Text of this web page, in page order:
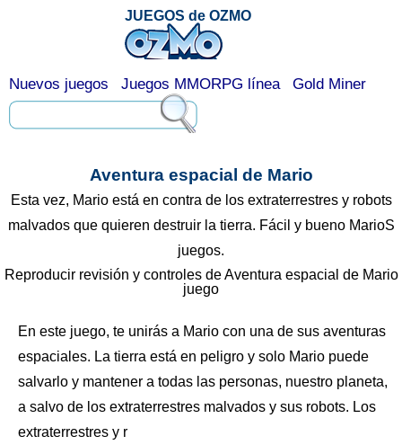
Aventura espacial de Mario
Esta vez, Mario está en contra de los extraterrestres y robots
malvados que quieren destruir la tierra. Fácil y bueno MarioS
juegos.
Reproducir revisión y controles de Aventura espacial de Mario
juego
En este juego, te unirás a Mario con una de sus aventuras
espaciales. La tierra está en peligro y solo Mario puede
salvarlo y mantener a todas las personas, nuestro planeta,
a salvo de los extraterrestres malvados y sus robots. Los
extraterrestres y r
JUEGOS de OZMO
Nuevos juegos Juegos MMORPG línea Gold Miner